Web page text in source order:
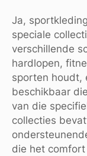
Ja,
speciale
verschillende
hardlopen,
sporten houdt,
beschikbaar
van die
collecties
die het